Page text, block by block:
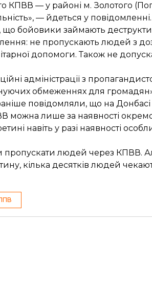
КПВВ — у районі м. Золотого
— йдеться у повідомленні.
що бойовики займають
не пропускають людей з
допомоги. Також не
адміністрації з
обмеженнях для громадян»,
повідомляли, що на
лише за наявності
навіть у разі наявності
людей через КПВВ.
кілька десятків людей